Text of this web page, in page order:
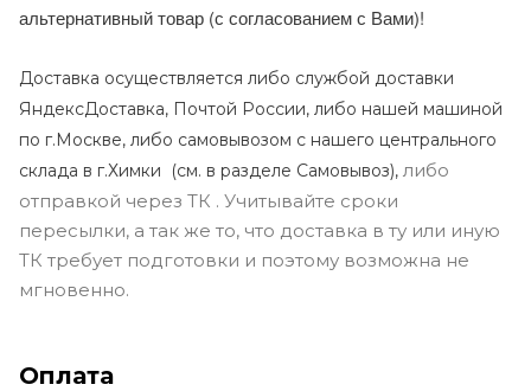
альтернативный товар (с согласованием с Вами)!
Доставка осуществляется либо службой доставки
ЯндексДоставка, Почтой России, либо нашей машиной
по г.Москве, либо самовывозом с нашего центрального
склада в г.Химки (см. в разделе Самовывоз), либо
отправкой через ТК . Учитывайте сроки
пересылки, а так же то, что доставка в ту или иную
ТК требует подготовки и поэтому возможна не
мгновенно.
Оплата